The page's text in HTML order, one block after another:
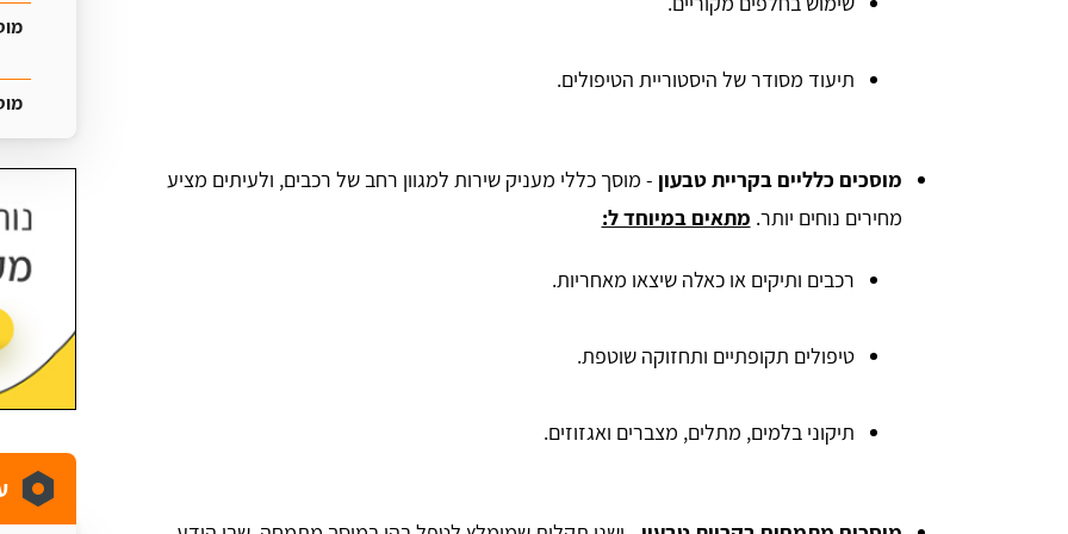
תיעוד מסודר של היסטוריית הטיפולים.
מוסכים כלליים בקריית טבעון - מוסך כללי מעניק שירות למגוון רחב של רכבים, ולעיתים מציע
מחירים נוחים יותר. מתאים במיוחד ל:
רכבים ותיקים או כאלה שיצאו מאחריות.
טיפולים תקופתיים ותחזוקה שוטפת.
תיקוני בלמים, מתלים, מצברים ואגזוזים.